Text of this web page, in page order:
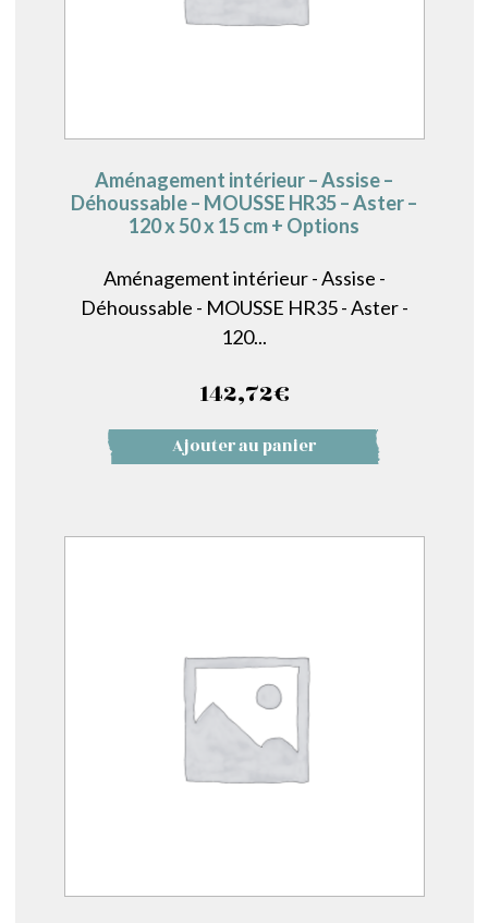
Aménagement intérieur – Assise –
Déhoussable – MOUSSE HR35 – Aster –
120 x 50 x 15 cm + Options
Aménagement intérieur - Assise -
Déhoussable - MOUSSE HR35 - Aster -
120...
142,72€
Ajouter au panier